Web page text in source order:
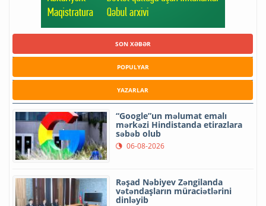
SON XƏBƏR
POPULYAR
YAZARLAR
“Google”un məlumat emalı
mərkəzi Hindistanda etirazlara
səbəb olub
06-08-2026
Rəşad Nəbiyev Zəngilanda
vətəndaşların müraciətlərini
dinləyib